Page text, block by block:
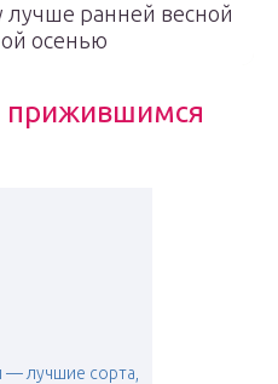
лучше ранней весной
осенью
прижившимся
— лучшие сорта,